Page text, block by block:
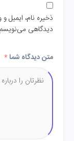
ذخیره نام، ایمیل
دیدگاهی
متن دیدگاه شما*